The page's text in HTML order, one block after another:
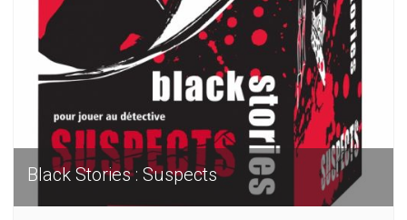
Black Stories : Suspects